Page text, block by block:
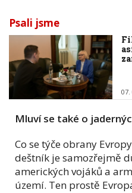
Psali jsme
07.
Mluví se také o
Co se týče obrany
deštník je samozřejmě
amerických vojáků a
území. Ten prostě